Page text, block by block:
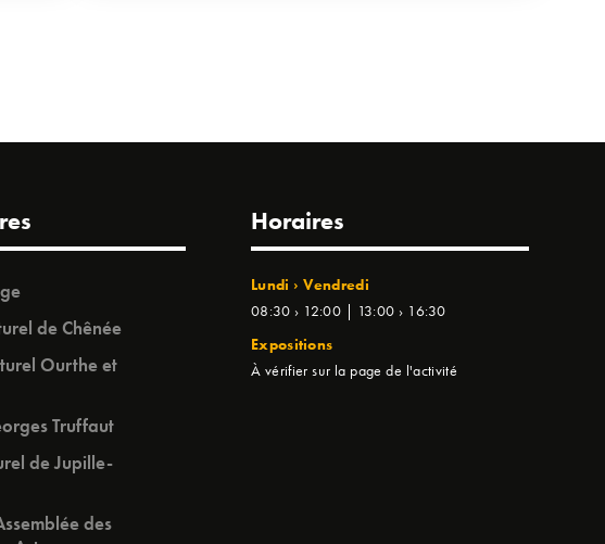
de Chênée
Ourthe et
Truffaut
de Jupille-
des
Horaires
Lundi › Vendredi
08:30 › 12:00 | 13:00 › 16:30
Expositions
À vérifier sur la page de l'activité